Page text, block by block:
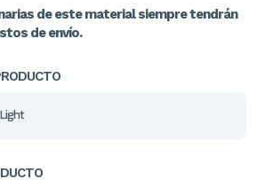
de este material siempre tendrán
de envío.